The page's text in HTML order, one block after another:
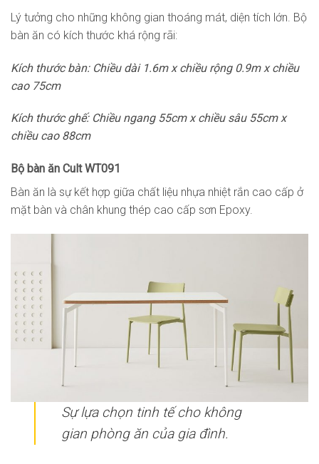
Lý tưởng cho những không gian thoáng mát, diện tích lớn. Bộ
bàn ăn có kích thước khá rộng rãi:
Kích thước bàn: Chiều dài 1.6m x chiều rộng 0.9m x chiều
cao 75cm
Kích thước ghế: Chiều ngang 55cm x chiều sâu 55cm x
chiều cao 88cm
Bộ bàn ăn Cult WT091
Bàn ăn là sự kết hợp giữa chất liệu nhựa nhiệt rắn cao cấp ở
mặt bàn và chân khung thép cao cấp sơn Epoxy.
Sự lựa chọn tinh tế cho không
gian phòng ăn của gia đình.